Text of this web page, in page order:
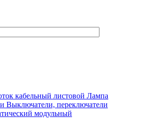
кабельный листовой Лампа
Выключатели, переключатели
модульный